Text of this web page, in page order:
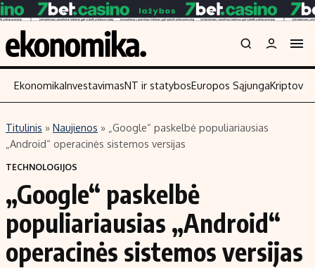
Turinys
Naujienos
Aplinka
Verslas
Energetika
Ekonomika
Skaitykite
Įmonės
Technologijos
Laisvalaikis
EkonomikaInvestavimasNT ir statybosEuropos Sąjunga
Titulinis » Naujienos » „Google“ paskelbė populiariausias
„Android“ operacinės sistemos versijas
TECHNOLOGIJOS
„Google“ paskelbė
populiariausias „Android“
operacinės sistemos versijas